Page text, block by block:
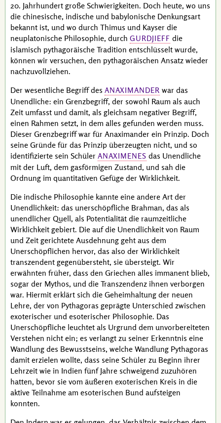
20. Jahrhundert große Schwierigkeiten. Doch heute, wo uns
die chinesische, indische und babylonische Denkungsart
bekannt ist, und wo durch Thimus und Kayser die
neuplatonische Philosophie, durch GURDJIEFF die
islamisch pythagoräische Tradition entschlüsselt wurde,
können wir versuchen, den pythagoräischen Ansatz wieder
nachzuvollziehen.
Der wesentliche Begriff des ANAXIMANDER war das
Unendliche: ein Grenzbegriff, der sowohl Raum als auch
Zeit umfasst und damit, als gleichsam negativer Begriff,
einen Rahmen setzt, in dem alles gefunden werden muss.
Dieser Grenzbegriff war für Anaximander ein Prinzip. Doch
seine Gründe für das Prinzip überzeugten nicht, und so
identifizierte sein Schüler ANAXIMENES das Unendliche
mit der Luft, dem gasförmigen Zustand, und sah die
Ordnung im quantitativen Gefüge der Wirklichkeit.
Die indische Philosophie kannte eine andere Art der
Unendlichkeit: das unerschöpfliche Brahman, das als
unendlicher Quell, als Potentialität die raumzeitliche
Wirklichkeit gebiert. Die auf die Unendlichkeit von Raum
und Zeit gerichtete Ausdehnung geht aus dem
Unerschöpflichen hervor, das also der Wirklichkeit
transzendent gegenübersteht, sie übersteigt. Wir
erwähnten früher, dass den Griechen alles immanent blieb,
sogar der Mythos, und die Transzendenz ihnen verborgen
war. Hiermit erklärt sich die Geheimhaltung der neuen
Lehre, der von Pythagoras geprägte Unterschied zwischen
exoterischer und esoterischer Philosophie. Das
Unerschöpfliche leuchtet als Urgrund dem unvorbereiteten
Verstehen nicht ein; es verlangt zu seiner Erkenntnis eine
Wandlung des Bewusstseins, welche Wandlung Pythagoras
damit erzielen wollte, dass seine Schüler zu Beginn ihrer
Lehrzeit wie in Indien fünf Jahre schweigend zuzuhören
hatten, bevor sie vom äußeren exoterischen Kreis in die
aktive Teilnahme am esoterischen Bund aufsteigen
konnten.